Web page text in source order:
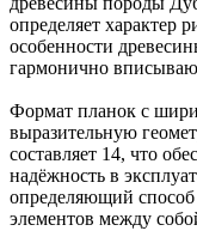
определяет характер
особенности
гармонично
Формат планок с
выразительную
составляет 14, что
надёжность в
определяющий способ
элементов между